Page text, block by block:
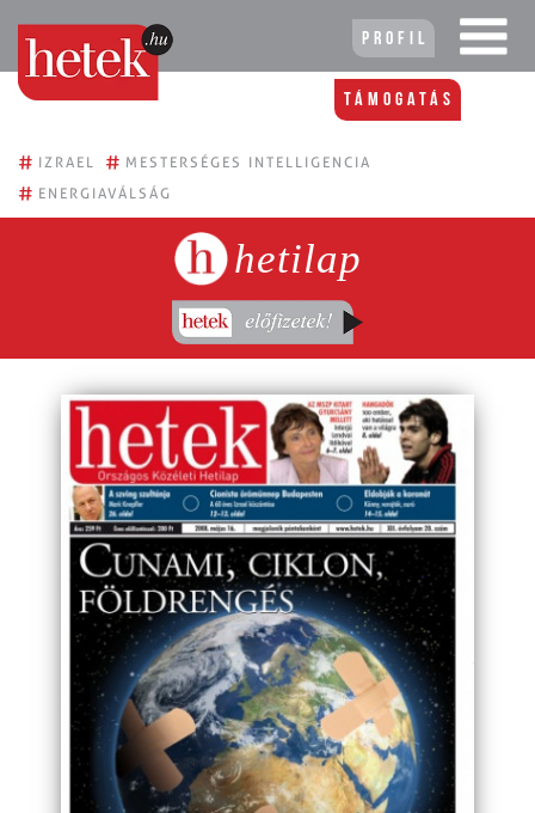
Profil
Támogatás
# IZRAEL # MESTERSÉGES INTELLIGENCIA
# ENERGIAVÁLSÁG
hetilap